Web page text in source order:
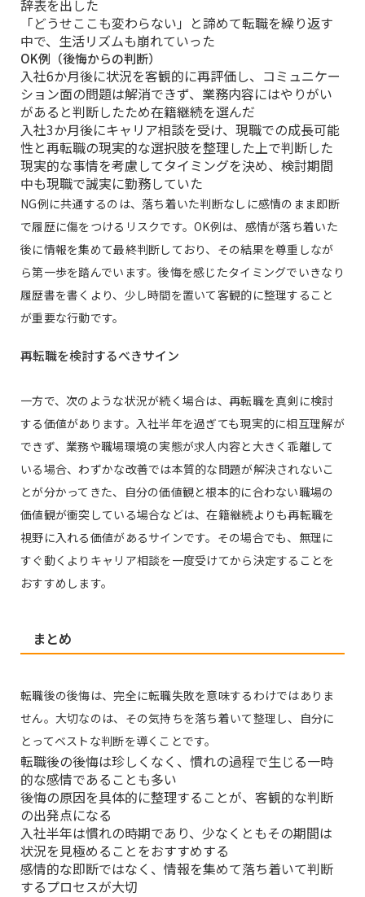
辞表を出した
「どうせここも変わらない」と諦めて転職を繰り返す
中で、生活リズムも崩れていった
OK例（後悔からの判断）
入社6か月後に状況を客観的に再評価し、コミュニケー
ション面の問題は解消できず、業務内容にはやりがい
があると判断したため在籍継続を選んだ
入社3か月後にキャリア相談を受け、現職での成長可能
性と再転職の現実的な選択肢を整理した上で判断した
現実的な事情を考慮してタイミングを決め、検討期間
中も現職で誠実に勤務していた
NG例に共通するのは、落ち着いた判断なしに感情のまま即断
で履歴に傷をつけるリスクです。OK例は、感情が落ち着いた
後に情報を集めて最終判断しており、その結果を尊重しなが
ら第一歩を踏んでいます。後悔を感じたタイミングでいきなり
履歴書を書くより、少し時間を置いて客観的に整理すること
が重要な行動です。
再転職を検討するべきサイン
一方で、次のような状況が続く場合は、再転職を真剣に検討
する価値があります。入社半年を過ぎても現実的に相互理解が
できず、業務や職場環境の実態が求人内容と大きく乖離して
いる場合、わずかな改善では本質的な問題が解決されないこ
とが分かってきた、自分の価値観と根本的に合わない職場の
価値観が衝突している場合などは、在籍継続よりも再転職を
視野に入れる価値があるサインです。その場合でも、無理に
すぐ動くよりキャリア相談を一度受けてから決定することを
おすすめします。
まとめ
転職後の後悔は、完全に転職失敗を意味するわけではありま
せん。大切なのは、その気持ちを落ち着いて整理し、自分に
とってベストな判断を導くことです。
転職後の後悔は珍しくなく、慣れの過程で生じる一時
的な感情であることも多い
後悔の原因を具体的に整理することが、客観的な判断
の出発点になる
入社半年は慣れの時期であり、少なくともその期間は
状況を見極めることをおすすめする
感情的な即断ではなく、情報を集めて落ち着いて判断
するプロセスが大切